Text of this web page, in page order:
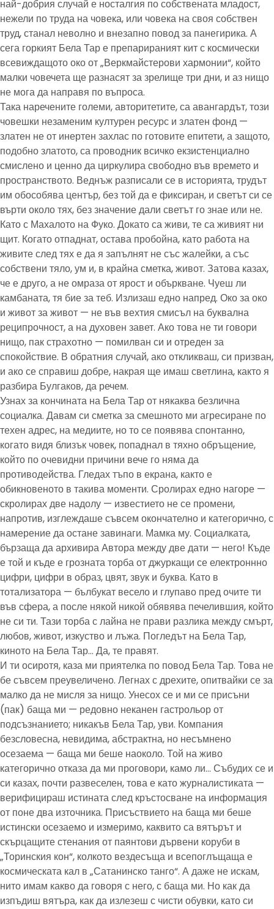
най-добрия случай е носталгия по собствената младост,
нежели по труда на човека, или човека на своя собствен
труд, станал неволно и внезапно повод за панегирика. А
сега горкият Бела Тар е препарираният кит с космически
всевиждащото око от „Веркмайстерови хармонии“, който
малки човечета ще разнасят за зрелище три дни, и аз нищо
не мога да направя по въпроса.
Така наречените големи, авторитетите, са авангардът, този
човешки незаменим културен ресурс и златен фонд —
златен не от инертен захлас по готовите епитети, а защото,
подобно златото, са проводник всичко екзистенциално
смислено и ценно да циркулира свободно във времето и
пространството. Веднъж разписали се в историята, трудът
им обособява център, без той да е фиксиран, и светът си се
върти около тях, без значение дали светът го знае или не.
Като с Махалото на Фуко. Докато са живи, те са живият ни
щит. Когато отпаднат, остава пробойна, като работа на
живите след тях е да я запълнят не със жалейки, а със
собствени тяло, ум и, в крайна сметка, живот. Затова казах,
че е друго, а не омраза от ярост и объркване. Чуеш ли
камбаната, тя бие за теб. Излизаш едно напред. Око за око
и живот за живот — не във вехтия смисъл на буквална
реципрочност, а на духовен завет. Ако това не ти говори
нищо, пак страхотно — помилван си и отреден за
спокойствие. В обратния случай, ако откликваш, си призван,
и ако се справиш добре, накрая ще имаш светлина, както я
разбира Булгаков, да речем.
Узнах за кончината на Бела Тар от някаква безлична
социалка. Давам си сметка за смешното ми агресиране по
техен адрес, на медиите, но то се появява спонтанно,
когато видя близък човек, попаднал в тяхно обръщение,
който по очевидни причини вече го няма да
противодейства. Гледах тъпо в екрана, както е
обикновеното в такива моменти. Сролирах едно нагоре —
скролирах две надолу — известието не се промени,
напротив, изглеждаше съвсем окончателно и категорично, с
намерение да остане завинаги. Мамка му. Социалката,
бързаща да архивира Автора между две дати — него! Къде
е той и къде е грозната торба от джуркащи се електроннно
цифри, цифри в образ, цвят, звук и буква. Като в
тотализатора — бълбукат весело и глупаво пред очите ти
във сфера, а после някой никой обявява печелившия, който
не си ти. Тази торба с лайна не прави разлика между смърт,
любов, живот, изкуство и лъжа. Погледът на Бела Тар,
киното на Бела Тар… Да, те правят.
И ти осиротя, каза ми приятелка по повод Бела Тар. Това не
бе съвсем преувеличено. Легнах с дрехите, опитвайки се за
малко да не мисля за нищо. Унесох се и ми се присъни
(пак) баща ми — редовно неканен гастрольор от
подсъзнанието; никакъв Бела Тар, уви. Компания
безсловесна, невидима, абстрактна, но несъмнено
осезаема — баща ми беше наоколо. Той на живо
категорично отказа да ми проговори, камо ли… Събудих се и
си казах, почти развеселен, това е като журналистиката —
верифицираш истината след кръстосване на информация
от поне два източника. Присъствието на баща ми беше
истински осезаемо и измеримо, каквито са вятърът и
скърцащите стенания от паянтови дървени коруби в
„Торинския кон“, колкото вездесъща и всепоглъщаща е
космическата кал в „Сатанинско танго“. А даже не искам,
нито имам какво да говоря с него, с баща ми. Но как да
изпъдиш вятъра, как да излезеш с чисти обувки, като си